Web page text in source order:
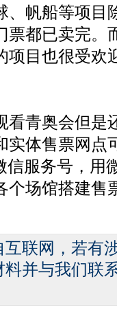
、帆船等项目
票都已卖完。
项目也很受欢
青奥会但是
实体售票网点
信服务号，用
个场馆搭建售
联网，若有
并与我们联